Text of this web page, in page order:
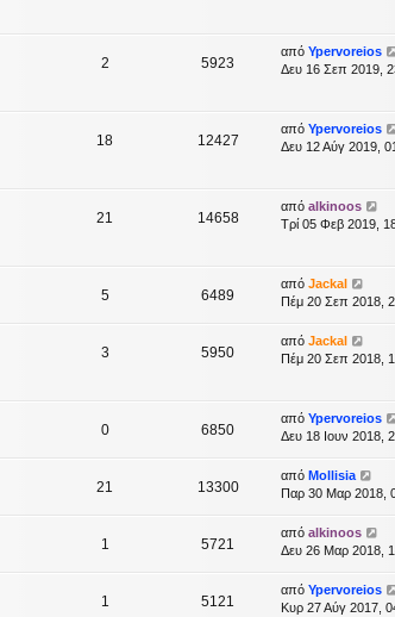
ς
2 5923
από Ypervoreios
Δευ 16 Σεπ 2019,
18 12427
από Ypervoreios
Δευ 12 Αύγ 2019,
21 14658
από alkinoos
Τρί 05 Φεβ 2019,
5 6489
από Jackal
Πέμ 20 Σεπ 2018,
3 5950
από Jackal
Πέμ 20 Σεπ 2018,
0 6850
από Ypervoreios
Δευ 18 Ιουν 2018,
21 13300
από Mollisia
Παρ 30 Μαρ 2018,
1 5721
από alkinoos
Δευ 26 Μαρ 2018,
1 5121
από Ypervoreios
Κυρ 27 Αύγ 2017,